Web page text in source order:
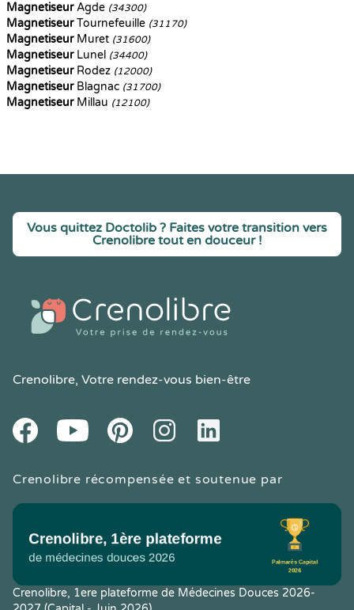
MagnetiseurAgde (34300)
MagnetiseurTournefeuille (31170)
MagnetiseurMuret (31600)
MagnetiseurLunel (34400)
MagnetiseurRodez (12000)
MagnetiseurBlagnac (31700)
MagnetiseurMillau (12100)
Vous quittez Doctolib ? Faites votre transition vers
Crenolibre tout en douceur !
Crenolibre, Votre rendez-vous bien-être
FacebookYoutube PinteresetInstagramLinkedIn
Crenolibre récompensée et soutenue par
Crenolibre, 1ere plateforme de Médecines Douces 2026-